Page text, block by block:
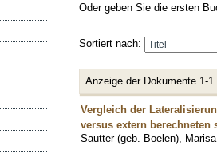
Oder geben Sie die ersten
Sortiert nach:
Anzeige der Dokumente 1-1
Vergleich der
versus extern berechneten
Sautter (geb. Boelen), Marisa